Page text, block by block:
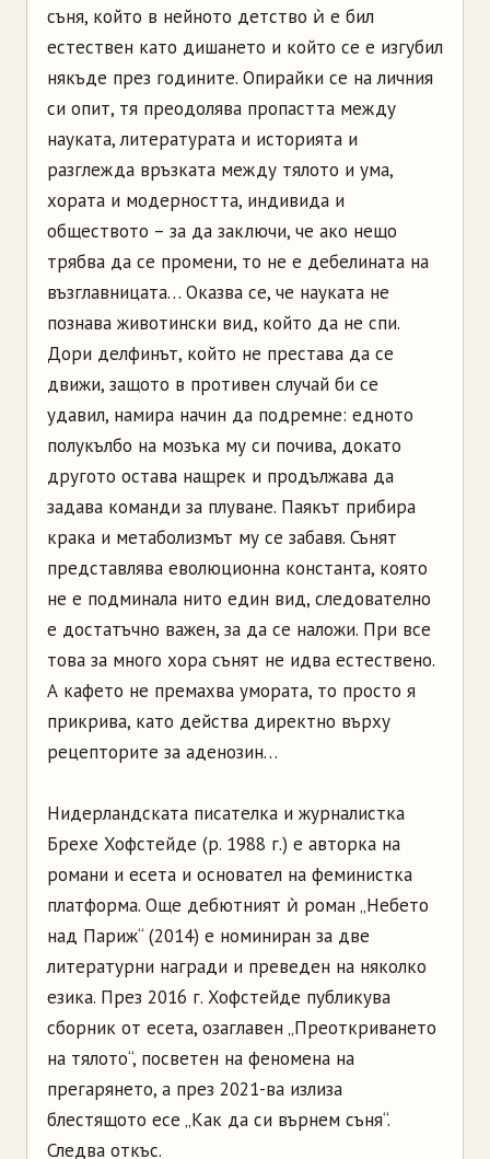
съня, който в нейното детство ѝ е бил
естествен като дишането и който се е изгубил
някъде през годините. Опирайки се на личния
си опит, тя преодолява пропастта между
науката, литературата и историята и
разглежда връзката между тялото и ума,
хората и модерността, индивида и
обществото – за да заключи, че ако нещо
трябва да се промени, то не е дебелината на
възглавницата… Оказва се, че науката не
познава животински вид, който да не спи.
Дори делфинът, който не престава да се
движи, защото в противен случай би се
удавил, намира начин да подремне: едното
полукълбо на мозъка му си почива, докато
другото остава нащрек и продължава да
задава команди за плуване. Паякът прибира
крака и метаболизмът му се забавя. Сънят
представлява еволюционна константа, която
не е подминала нито един вид, следователно
е достатъчно важен, за да се наложи. При все
това за много хора сънят не идва естествено.
А кафето не премахва умората, то просто я
прикрива, като действа директно върху
рецепторите за аденозин…
Нидерландската писателка и журналистка
Брехе Хофстейде (р. 1988 г.) е авторка на
романи и есета и основател на феминистка
платформа. Още дебютният ѝ роман „Небето
над Париж“ (2014) е номиниран за две
литературни награди и преведен на няколко
езика. През 2016 г. Хофстейде публикува
сборник от есета, озаглавен „Преоткриването
на тялото“, посветен на феномена на
прегарянето, а през 2021-ва излиза
блестящото есе „Как да си върнем съня“.
Следва откъс.